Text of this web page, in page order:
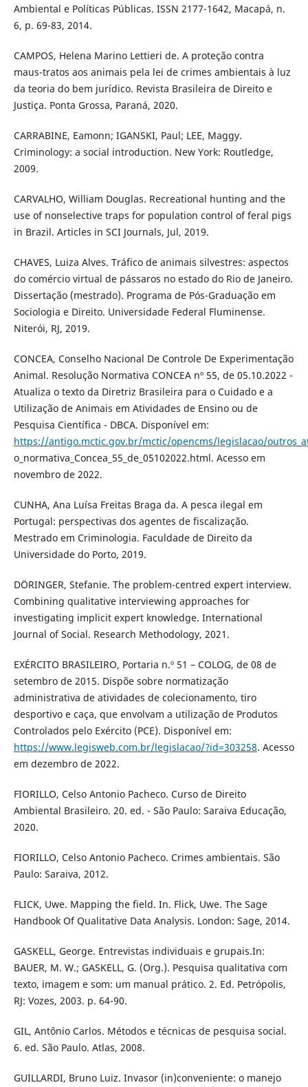
Ambiental e Políticas Públicas. ISSN 2177-1642, Macapá, n.
6, p. 69-83, 2014.
CAMPOS, Helena Marino Lettieri de. A proteção contra
maus-tratos aos animais pela lei de crimes ambientais à luz
da teoria do bem jurídico. Revista Brasileira de Direito e
Justiça. Ponta Grossa, Paraná, 2020.
CARRABINE, Eamonn; IGANSKI, Paul; LEE, Maggy.
Criminology: a social introduction. New York: Routledge,
2009.
CARVALHO, William Douglas. Recreational hunting and the
use of nonselective traps for population control of feral pigs
in Brazil. Articles in SCI Journals, Jul, 2019.
CHAVES, Luiza Alves. Tráfico de animais silvestres: aspectos
do comércio virtual de pássaros no estado do Rio de Janeiro.
Dissertação (mestrado). Programa de Pós-Graduação em
Sociologia e Direito. Universidade Federal Fluminense.
Niterói, RJ, 2019.
CONCEA, Conselho Nacional De Controle De Experimentação
Animal. Resolução Normativa CONCEA nº 55, de 05.10.2022 -
Atualiza o texto da Diretriz Brasileira para o Cuidado e a
Utilização de Animais em Atividades de Ensino ou de
Pesquisa Científica - DBCA. Disponível em:
https://antigo.mctic.gov.br/mctic/opencms/legislacao/
o_normativa_Concea_55_de_05102022.html. Acesso em
novembro de 2022.
CUNHA, Ana Luísa Freitas Braga da. A pesca ilegal em
Portugal: perspectivas dos agentes de fiscalização.
Mestrado em Criminologia. Faculdade de Direito da
Universidade do Porto, 2019.
DÖRINGER, Stefanie. The problem-centred expert interview.
Combining qualitative interviewing approaches for
investigating implicit expert knowledge. International
Journal of Social. Research Methodology, 2021.
EXÉRCITO BRASILEIRO, Portaria n.º 51 – COLOG, de 08 de
setembro de 2015. Dispõe sobre normatização
administrativa de atividades de colecionamento, tiro
desportivo e caça, que envolvam a utilização de Produtos
Controlados pelo Exército (PCE). Disponível em:
https://www.legisweb.com.br/legislacao/?id=303258. Acesso
em dezembro de 2022.
FIORILLO, Celso Antonio Pacheco. Curso de Direito
Ambiental Brasileiro. 20. ed. - São Paulo: Saraiva Educação,
2020.
FIORILLO, Celso Antonio Pacheco. Crimes ambientais. São
Paulo: Saraiva, 2012.
FLICK, Uwe. Mapping the field. In. Flick, Uwe. The Sage
Handbook Of Qualitative Data Analysis. London: Sage, 2014.
GASKELL, George. Entrevistas individuais e grupais.In:
BAUER, M. W.; GASKELL, G. (Org.). Pesquisa qualitativa com
texto, imagem e som: um manual prático. 2. Ed. Petrópolis,
RJ: Vozes, 2003. p. 64-90.
GIL, Antônio Carlos. Métodos e técnicas de pesquisa social.
6. ed. São Paulo. Atlas, 2008.
GUILLARDI, Bruno Luiz. Invasor (in)conveniente: o manejo